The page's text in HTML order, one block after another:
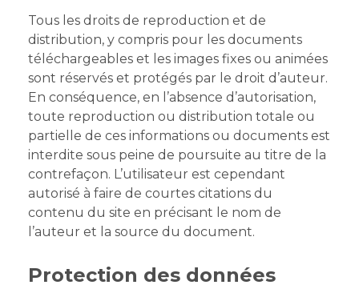
Tous les droits de reproduction et de
distribution, y compris pour les documents
téléchargeables et les images fixes ou animées
sont réservés et protégés par le droit d’auteur.
En conséquence, en l’absence d’autorisation,
toute reproduction ou distribution totale ou
partielle de ces informations ou documents est
interdite sous peine de poursuite au titre de la
contrefaçon. L’utilisateur est cependant
autorisé à faire de courtes citations du
contenu du site en précisant le nom de
l’auteur et la source du document.
Protection des données